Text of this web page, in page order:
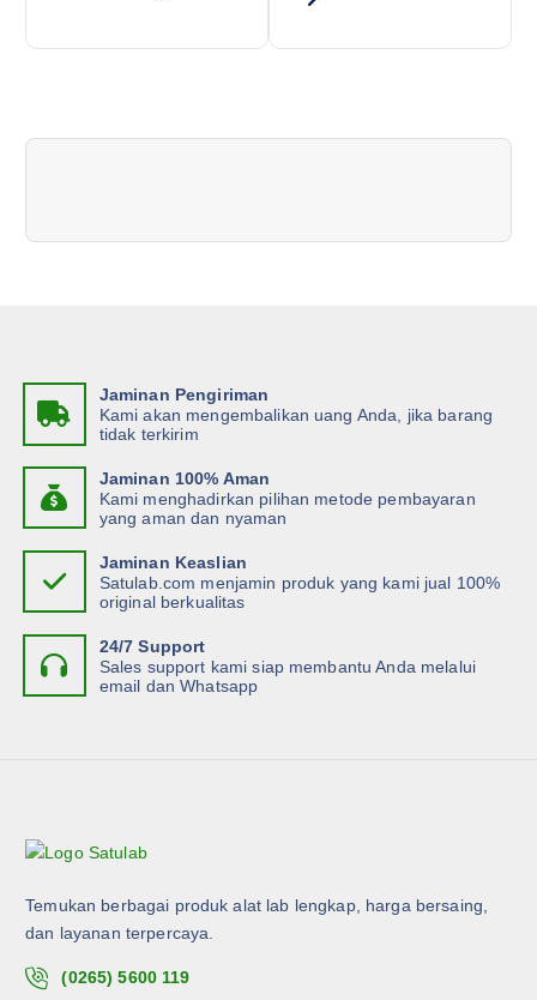
a
i
a
t
o
n
Jaminan Pengiriman
Kami akan mengembalikan uang Anda, jika barang
tidak terkirim
Jaminan 100% Aman
Kami menghadirkan pilihan metode pembayaran
yang aman dan nyaman
Jaminan Keaslian
Satulab.com menjamin produk yang kami jual 100%
original berkualitas
24/7 Support
Sales support kami siap membantu Anda melalui
email dan Whatsapp
Temukan berbagai produk alat lab lengkap, harga bersaing,
dan layanan terpercaya.
(0265) 5600 119